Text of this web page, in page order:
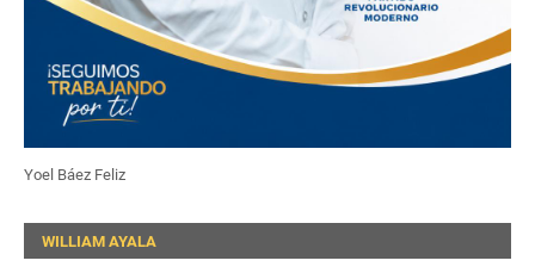
Yoel Báez Feliz
WILLIAM AYALA